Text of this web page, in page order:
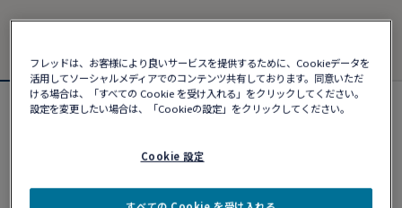
フォース10ブレスレット
カスタマイズ
フレッドは、お客様により良いサービスを提供するために、Cookieデータを
活用してソーシャルメディアでのコンテンツ共有しております。同意いただ
ける場合は、「すべての Cookie を受け入れる」をクリックしてください。
設定を変更したい場合は、「Cookieの設定」をクリックしてください。
Cookie 設定